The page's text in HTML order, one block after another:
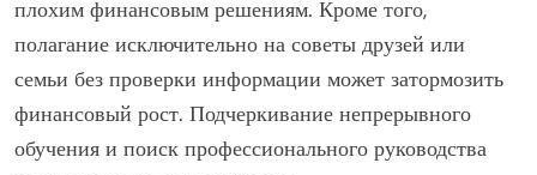
плохим финансовым решениям. Кроме того,
полагание исключительно на советы друзей или
семьи без проверки информации может затормозить
финансовый рост. Подчеркивание непрерывного
обучения и поиск профессионального руководства